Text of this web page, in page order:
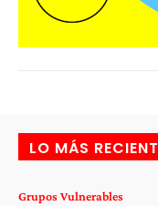
LO MÁS
Grupos Vulnerables